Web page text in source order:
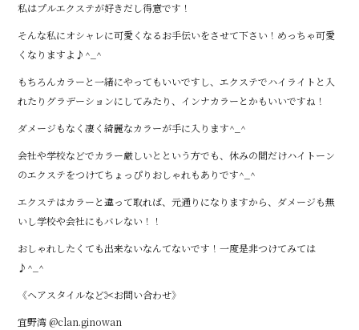
私はプルエクステが好きだし得意です！
そんな私にオシャレに可愛くなるお手伝いをさせて下さい！めっちゃ可愛
くなりますよ♪^_^
もちろんカラーと一緒にやってもいいですし、エクステでハイライトと入
れたりグラデーションにしてみたり、インナカラーとかもいいですね！
ダメージもなく凄く綺麗なカラーが手に入ります^_^
会社や学校などでカラー厳しいとという方でも、休みの間だけハイトーン
のエクステをつけてちょっぴりおしゃれもありです^_^
エクステはカラーと違って取れば、元通りになりますから、ダメージも無
いし学校や会社にもバレない！！
おしゃれしたくても出来ないなんてないです！一度是非つけてみては
♪^_^
《ヘアスタイルなど✂︎お問い合わせ》
宜野湾 @clan.ginowan